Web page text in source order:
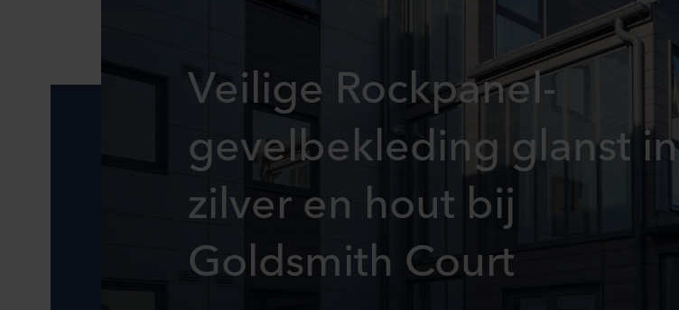
Veilige Rockpanel-
gevelbekleding glanst in
zilver en hout bij
Goldsmith Court